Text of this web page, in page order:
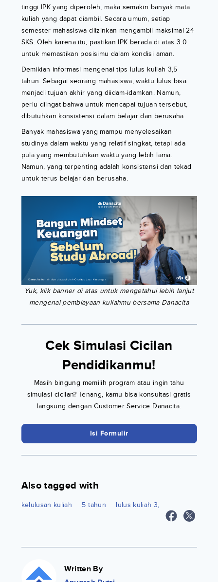
tinggi IPK yang diperoleh, maka semakin banyak mata
kuliah yang dapat diambil. Secara umum, setiap
semester mahasiswa diizinkan mengambil maksimal 24
SKS. Oleh karena itu, pastikan IPK berada di atas 3.0
untuk memastikan posisimu dalam kondisi aman.
Demikian informasi mengenai tips lulus kuliah 3,5
tahun. Sebagai seorang mahasiswa, waktu lulus bisa
menjadi tujuan akhir yang diidam-idamkan. Namun,
perlu diingat bahwa untuk mencapai tujuan tersebut,
dibutuhkan konsistensi dalam belajar dan berusaha.
Banyak mahasiswa yang mampu menyelesaikan
studinya dalam waktu yang relatif singkat, tetapi ada
pula yang membutuhkan waktu yang lebih lama.
Namun, yang terpenting adalah konsistensi dan tekad
untuk terus belajar dan berusaha.
Yuk, klik banner di atas untuk mengetahui lebih lanjut
mengenai pembiayaan kuliahmu bersama Danacita
Cek Simulasi Cicilan
Pendidikanmu!
Masih bingung memilih program atau ingin tahu
simulasi cicilan? Tenang, kamu bisa konsultasi gratis
langsung dengan Customer Service Danacita.
Isi Formulir
Also tagged with
kelulusan kuliah 5 tahun lulus kuliah 3,
Written By